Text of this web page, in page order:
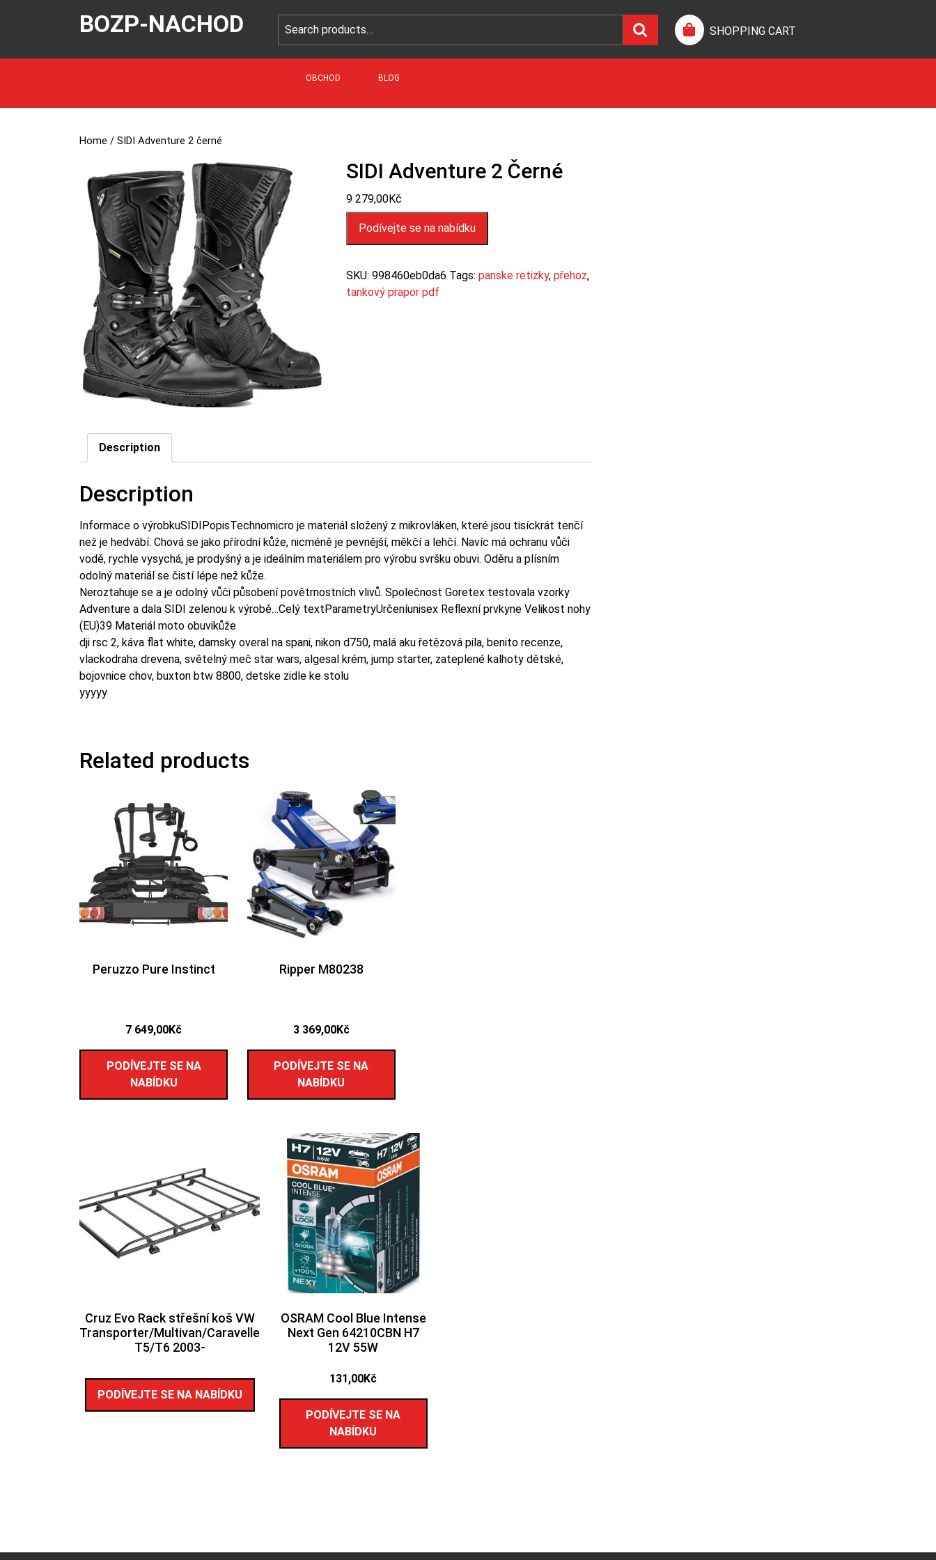
BOZP-NACHOD SHOPPING CART
OBCHOD BLOG
Home / SIDI Adventure 2 černé
SIDI Adventure 2 Černé
9 279,00Kč
Podívejte se na nabídku
SKU: 998460eb0da6 Tags: panske retizky, přehoz,
tankový prapor pdf
Description
Description
Informace o výrobkuSIDIPopisTechnomicro je materiál složený z mikrovláken, které jsou tisíckrát tenčí
než je hedvábí. Chová se jako přírodní kůže, nicméně je pevnější, měkčí a lehčí. Navíc má ochranu vůči
vodě, rychle vysychá, je prodyšný a je ideálním materiálem pro výrobu svršku obuvi. Oděru a plísním
odolný materiál se čistí lépe než kůže.
Neroztahuje se a je odolný vůči působení povětrnostních vlivů. Společnost Goretex testovala vzorky
Adventure a dala SIDI zelenou k výrobě…Celý textParametryUrčeníunisex Reflexní prvkyne Velikost nohy
(EU)39 Materiál moto obuvikůže
dji rsc 2, káva flat white, damsky overal na spani, nikon d750, malá aku řetězová pila, benito recenze,
vlackodraha drevena, světelný meč star wars, algesal krém, jump starter, zateplené kalhoty dětské,
bojovnice chov, buxton btw 8800, detske zidle ke stolu
yyyyy
Related products
Peruzzo Pure Instinct
7 649,00Kč
PODÍVEJTE SE NA
NABÍDKU
Ripper M80238
3 369,00Kč
PODÍVEJTE SE NA
NABÍDKU
Cruz Evo Rack střešní koš VW
Transporter/Multivan/Caravelle
T5/T6 2003-
PODÍVEJTE SE NA NABÍDKU
OSRAM Cool Blue Intense
Next Gen 64210CBN H7
12V 55W
131,00Kč
PODÍVEJTE SE NA
NABÍDKU